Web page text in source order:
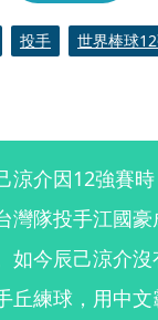
投手 世界棒球
涼介因12強賽
灣隊投手江國
如今辰己涼介
丘練球，用中